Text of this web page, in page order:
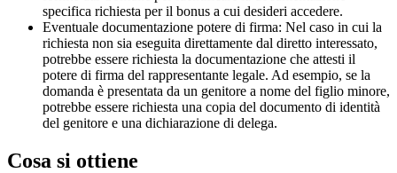
specifica richiesta per il bonus a cui desideri accedere.
Eventuale documentazione potere di firma: Nel caso in cui la
richiesta non sia eseguita direttamente dal diretto interessato,
potrebbe essere richiesta la documentazione che attesti il
potere di firma del rappresentante legale. Ad esempio, se la
domanda è presentata da un genitore a nome del figlio minore,
potrebbe essere richiesta una copia del documento di identità
del genitore e una dichiarazione di delega.
Cosa si ottiene